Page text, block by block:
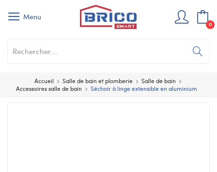
Menu
0
Accueil Salle de bain et plomberie
Salle de bain
Accessoires salle de bain
Séchoir à linge extensible en aluminium